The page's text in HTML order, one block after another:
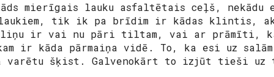
mierīgais lauku asfaltētais ceļš, nekādu
tik ik pa brīdim ir kādas klintis,
ir vai nu pāri tiltam, vai ar prāmīti,
ir kāda pārmaiņa vidē. To, ka esi uz
varētu šķist. Galvenokārt to izjūt tieši